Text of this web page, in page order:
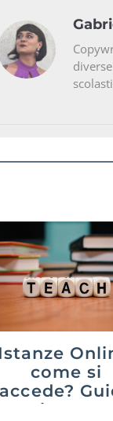
Istanze
come si
accede?
aggiornata